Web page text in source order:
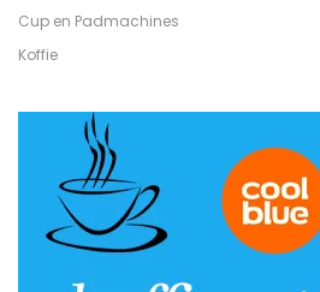
Cup en Padmachines
Koffie